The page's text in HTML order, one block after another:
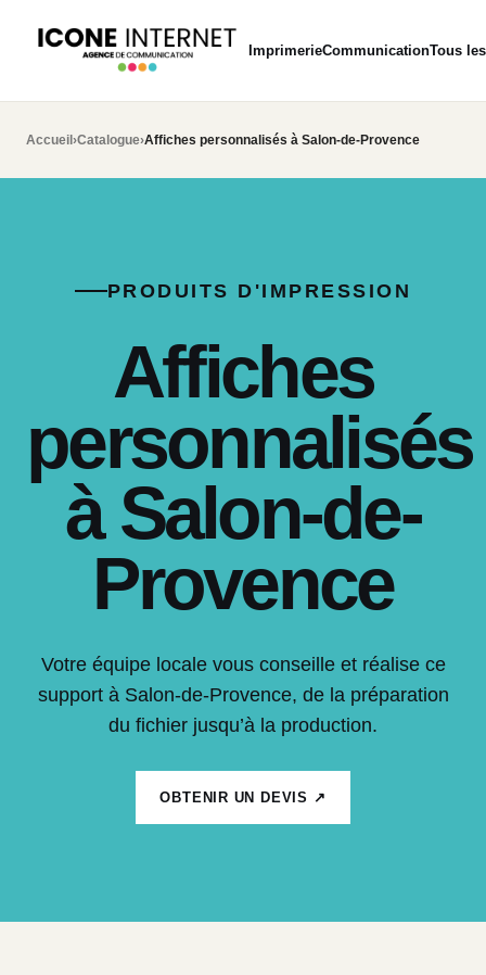
ImprimerieCommunicationTous
Accueil ›Catalogue›Affiches personnalisés à Salon-de-Provence
PRODUITS D'IMPRESSION
Affiches
personnalisés
à Salon-de-
Provence
Votre équipe locale vous conseille et réalise ce
support à Salon-de-Provence, de la préparation
du fichier jusqu’à la production.
OBTENIR UN DEVIS ↗